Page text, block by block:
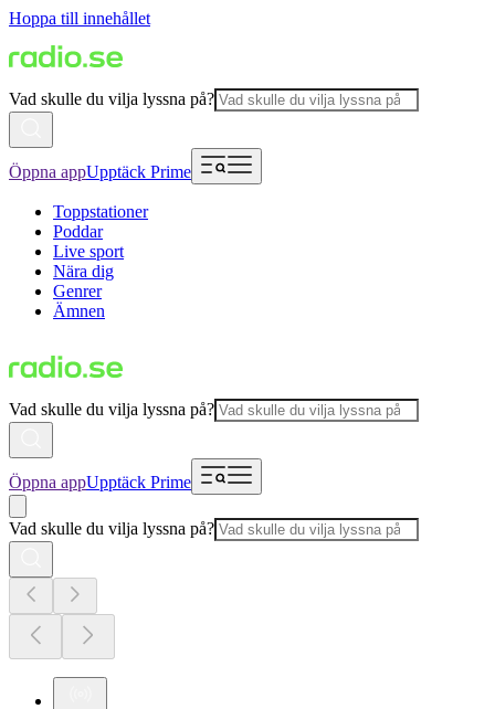
Hoppa till innehållet
Vad skulle du vilja lyssna på?
Öppna appUpptäck Prime
Toppstationer
Poddar
Live sport
Nära dig
Genrer
Ämnen
Vad skulle du vilja lyssna på?
Öppna appUpptäck Prime
Vad skulle du vilja lyssna på?